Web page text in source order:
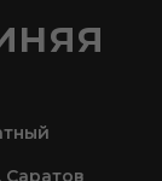
Саратов